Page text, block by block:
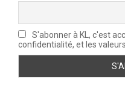
S'abonner à KL, c'est
confidentialité, et les